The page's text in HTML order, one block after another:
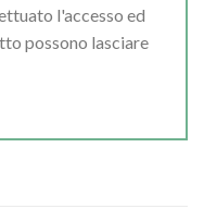
l'accesso ed
possono lasciare